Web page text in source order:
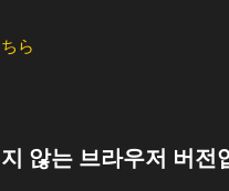
ら
않는 브라우저 버전